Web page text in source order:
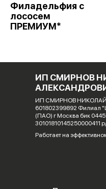
Филадельфия с
лососем
ПРЕМИУМ*
ИП СМИРНОВ
ИП СМИРНОВ
601802399892 Филиал
(ПАО) г Москва бик
30101810145250000411
Работает на